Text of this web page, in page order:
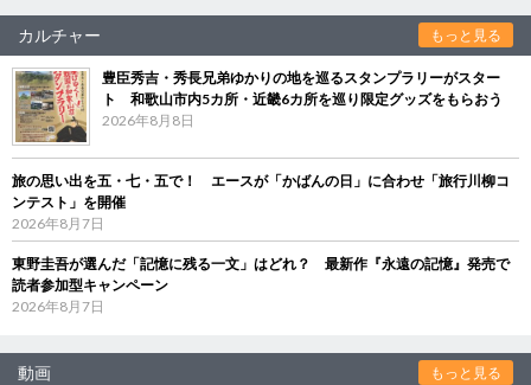
カルチャー もっと見る
豊臣秀吉・秀長兄弟ゆかりの地を巡るスタンプラリーがスター
ト 和歌山市内5カ所・近畿6カ所を巡り限定グッズをもらおう
2026年8月8日
旅の思い出を五・七・五で！ エースが「かばんの日」に合わせ「旅行川柳コ
ンテスト」を開催
2026年8月7日
東野圭吾が選んだ「記憶に残る一文」はどれ？ 最新作『永遠の記憶』発売で
読者参加型キャンペーン
2026年8月7日
動画 もっと見る